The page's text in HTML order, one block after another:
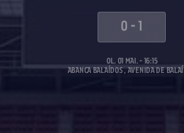
0 -1
OL. 01 MAI. - 16:15
ABANCA BALAÍDOS , AVENIDA DE